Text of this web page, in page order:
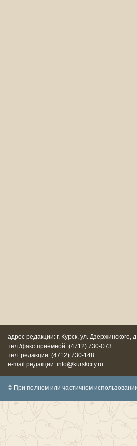
адрес редакции: г. Курск, ул. Дзержинского,
тел./факс приёмной: (4712) 730-073
тел. редакции: (4712) 730-148
e-mail редакции: info@kurskcity.ru
© При полном или частичном